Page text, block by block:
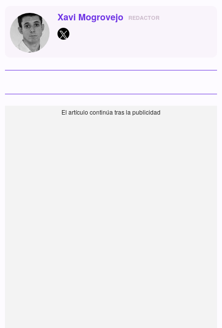
Xavi Mogrovejo REDACTOR